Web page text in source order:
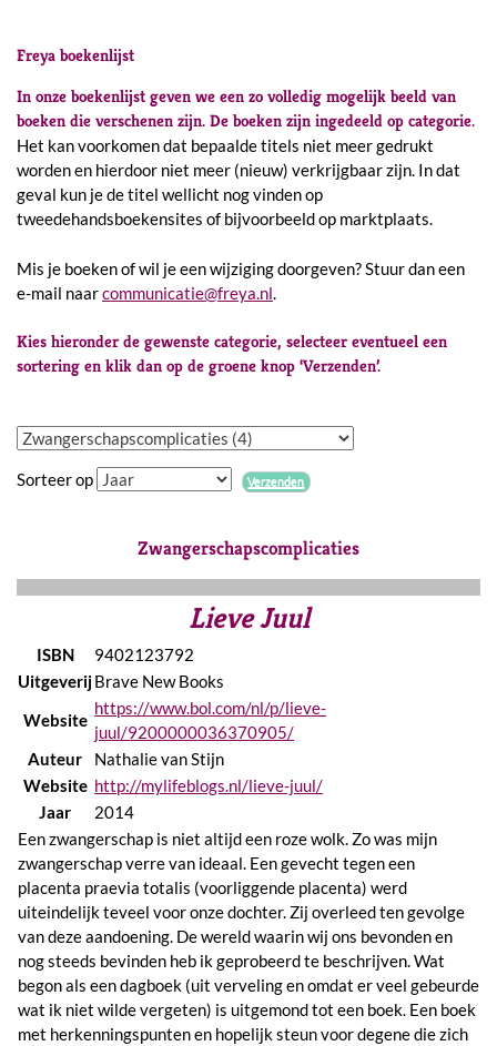
Freya boekenlijst
In onze boekenlijst geven we een zo volledig mogelijk beeld van
boeken die verschenen zijn. De boeken zijn ingedeeld op categorie.
Het kan voorkomen dat bepaalde titels niet meer gedrukt
worden en hierdoor niet meer (nieuw) verkrijgbaar zijn. In dat
geval kun je de titel wellicht nog vinden op
tweedehandsboekensites of bijvoorbeeld op marktplaats.
Mis je boeken of wil je een wijziging doorgeven? Stuur dan een
e-mail naarcommunicatie@freya.nl.
Kies hieronder de gewenste categorie, selecteer eventueel een
sortering en klik dan op de groene knop ‘Verzenden’.
Sorteer op
Zwangerschapscomplicaties
Lieve Juul
ISBN
9402123792
UitgeverijBrave New Books
Website
https://www.bol.com/nl/p/lieve-
juul/9200000036370905/
Auteur
Nathalie van Stijn
Website http://mylifeblogs.nl/lieve-juul/
Jaar
2014
Een zwangerschap is niet altijd een roze wolk. Zo was mijn
zwangerschap verre van ideaal. Een gevecht tegen een
placenta praevia totalis (voorliggende placenta) werd
uiteindelijk teveel voor onze dochter. Zij overleed ten gevolge
van deze aandoening. De wereld waarin wij ons bevonden en
nog steeds bevinden heb ik geprobeerd te beschrijven. Wat
begon als een dagboek (uit verveling en omdat er veel gebeurde
wat ik niet wilde vergeten) is uitgemond tot een boek. Een boek
met herkenningspunten en hopelijk steun voor degene die zich